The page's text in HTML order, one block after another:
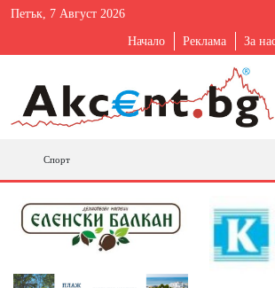
Петък, 7 Август 2026
Начало Реклама За
Спорт